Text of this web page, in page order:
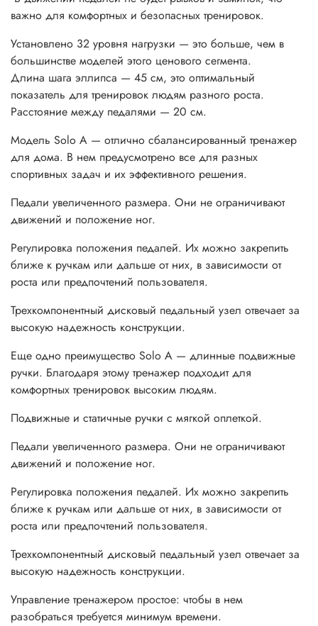
важно для комфортных и безопасных тренировок.
Установлено 32 уровня нагрузки — это больше, чем в
большинстве моделей этого ценового сегмента.
Длина шага эллипса — 45 см, это оптимальный
показатель для тренировок людям разного роста.
Расстояние между педалями — 20 см.
Модель Solo A — отлично сбалансированный тренажер
для дома. В нем предусмотрено все для разных
спортивных задач и их эффективного решения.
Педали увеличенного размера. Они не ограничивают
движений и положение ног.
Регулировка положения педалей. Их можно закрепить
ближе к ручкам или дальше от них, в зависимости от
роста или предпочтений пользователя.
Трехкомпонентный дисковый педальный узел отвечает за
высокую надежность конструкции.
Еще одно преимущество Solo A — длинные подвижные
ручки. Благодаря этому тренажер подходит для
комфортных тренировок высоким людям.
Подвижные и статичные ручки с мягкой оплеткой.
Педали увеличенного размера. Они не ограничивают
движений и положение ног.
Регулировка положения педалей. Их можно закрепить
ближе к ручкам или дальше от них, в зависимости от
роста или предпочтений пользователя.
Трехкомпонентный дисковый педальный узел отвечает за
высокую надежность конструкции.
Управление тренажером простое: чтобы в нем
разобраться требуется минимум времени.